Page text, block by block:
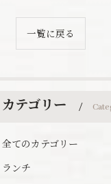
一覧に戻る
カテゴリー
全てのカテゴリー
ランチ